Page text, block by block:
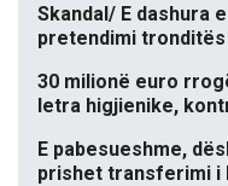
Skandal/ E dashura
pretendimi tronditës
30 milionë euro
letra higjienike,
E pabesueshme,
prishet transferimi i